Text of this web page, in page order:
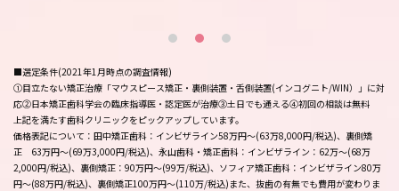
■選定条件(2021年1月時点の調査情報)
①目立たない矯正治療「マウスピース矯正・裏側装置・舌側装置(インコグニト/WIN）」に対
応②日本矯正歯科学会の臨床指導医・認定医が治療③土日でも通える④初回の相談は無料
上記を満たす歯科クリニックをピックアップしています。
価格表記について：田中矯正歯科：インビザライン58万円〜(63万8,000円/税込)、裏側矯
正 63万円～(69万3,000円/税込)、永山歯科・矯正歯科：インビザライン：62万～(68万
2,000円/税込)、裏側矯正：90万円～(99万/税込)、ソフィア矯正歯科：インビザライン80万
円～(88万円/税込)、裏側矯正100万円～(110万/税込)また、抜歯の有無でも費用が変わりま